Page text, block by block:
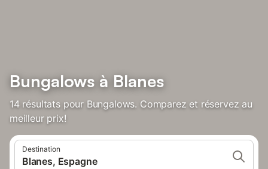
Bungalows à Blanes
14 résultats pour Bungalows. Comparez et réservez au
meilleur prix!
Destination
Blanes, Espagne